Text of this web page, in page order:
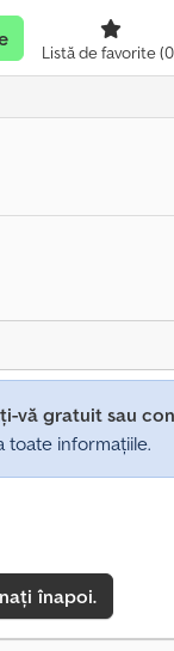
Listă de favorite
vă gratuit sau
toate informațiile.
înapoi.